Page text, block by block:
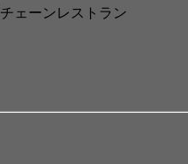
チェーンレストラン